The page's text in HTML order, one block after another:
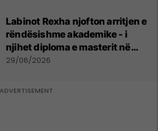
Labinot Rexha njofton arritjen e
rëndësishme akademike - i
njihet diploma e masterit në
Psikologji në Zvicër
29/06/2026